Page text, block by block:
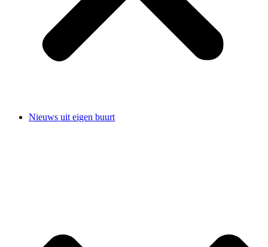
Nieuws uit eigen buurt